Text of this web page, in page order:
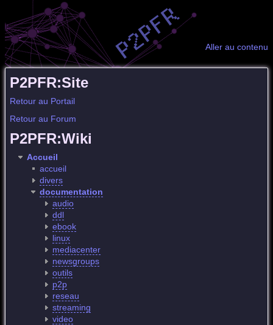
Aller au contenu
P2PFR:Site
Retour au Portail
Retour au Forum
P2PFR:Wiki
Accueil
accueil
divers
documentation
audio
ddl
ebook
linux
mediacenter
newsgroups
outils
p2p
reseau
streaming
video